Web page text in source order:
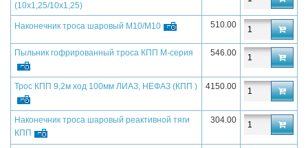
(10х1,25/10х1,25)
Наконечник троса шаровый М10/М10 510.00
Пыльник гофрированный троса КПП M-серия 546.00
Трос КПП 9,2м ход 100мм ЛИАЗ, НЕФАЗ (КПП ) 4150.00
Наконечник троса шаровый реактивной тяги
КПП
304.00